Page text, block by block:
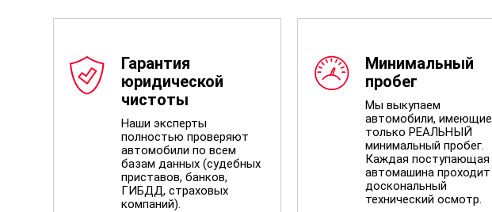
Гарантия
юридической
чистоты
Наши эксперты
полностью проверяют
автомобили по всем
базам данных (судебных
приставов, банков,
ГИБДД, страховых
компаний).
Минимальный
пробег
Мы выкупаем
автомобили, имеющие
только РЕАЛЬНЫЙ
минимальный пробег.
Каждая поступающая
автомашина проходит
доскональный
технический осмотр.